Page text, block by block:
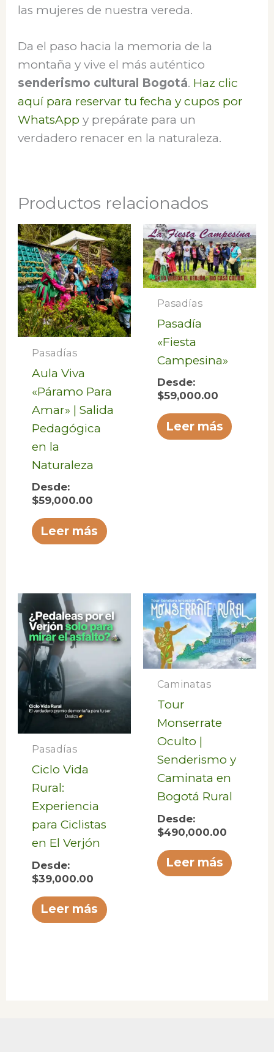
las mujeres de nuestra vereda.
Da el paso hacia la memoria de la
montaña y vive el más auténtico
senderismo cultural Bogotá. Haz clic
aquí para reservar tu fecha y cupos por
WhatsApp y prepárate para un
verdadero renacer en la naturaleza.
Productos relacionados
Pasadías
Aula Viva
«Páramo Para
Amar» | Salida
Pedagógica
en la
Naturaleza
Desde:
$59,000.00
Leer más
Pasadías
Pasadía
«Fiesta
Campesina»
Desde:
$59,000.00
Leer más
Pasadías
Ciclo Vida
Rural:
Experiencia
para Ciclistas
en El Verjón
Desde:
$39,000.00
Leer más
Caminatas
Tour
Monserrate
Oculto |
Senderismo y
Caminata en
Bogotá Rural
Desde:
$490,000.00
Leer más